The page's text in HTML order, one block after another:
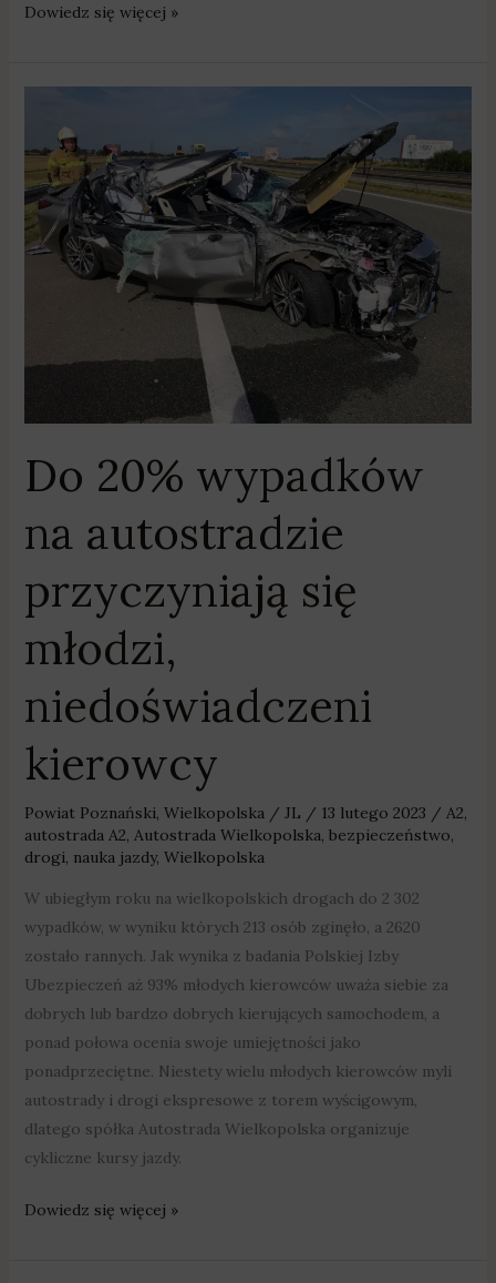
Dowiedz się więcej »
Do 20% wypadków
na autostradzie
przyczyniają się
młodzi,
niedoświadczeni
kierowcy
Powiat Poznański, Wielkopolska/ JL / 13 lutego 2023 / A2,
autostrada A2, Autostrada Wielkopolska, bezpieczeństwo,
drogi, nauka jazdy, Wielkopolska
W ubiegłym roku na wielkopolskich drogach do 2 302
wypadków, w wyniku których 213 osób zginęło, a 2620
zostało rannych. Jak wynika z badania Polskiej Izby
Ubezpieczeń aż 93% młodych kierowców uważa siebie za
dobrych lub bardzo dobrych kierujących samochodem, a
ponad połowa ocenia swoje umiejętności jako
ponadprzeciętne. Niestety wielu młodych kierowców myli
autostrady i drogi ekspresowe z torem wyścigowym,
dlatego spółka Autostrada Wielkopolska organizuje
cykliczne kursy jazdy.
wypadków
na
autostradzie
przyczyniają
kierowcy
Dowiedz się więcej »